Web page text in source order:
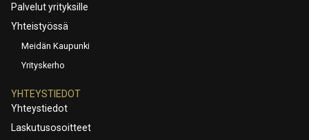
Palvelut yrityksille
Yhteistyössä
Meidän Kaupunki
Yrityskerho
YHTEYSTIEDOT
Yhteystiedot
Laskutusosoitteet